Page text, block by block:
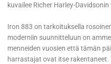
kuvailee Richer Harley-
Iron 883 on tarkoituksella
moderniin suunnitteluun on
menneiden vuosien että tämän
harrastajat ovat itse rakentaneet.